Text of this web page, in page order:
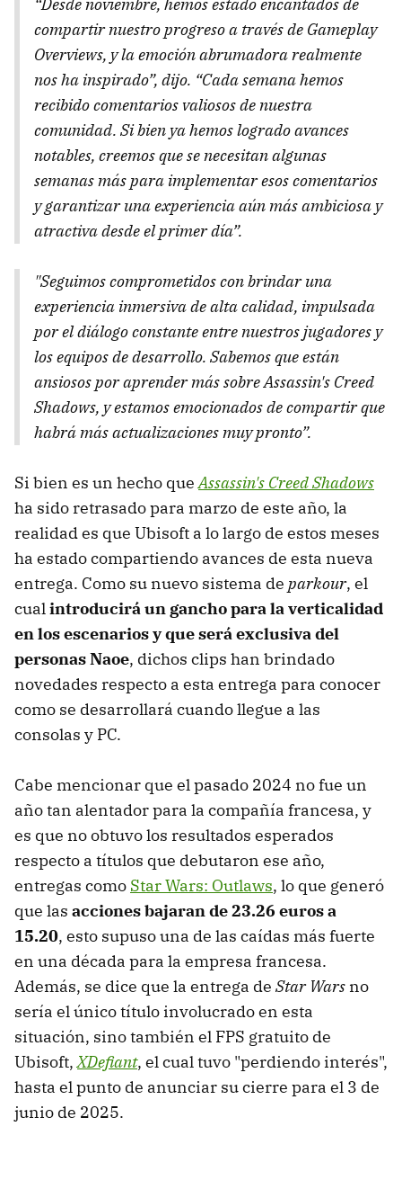
“Desde noviembre, hemos estado encantados de
compartir nuestro progreso a través de Gameplay
Overviews, y la emoción abrumadora realmente
nos ha inspirado”, dijo. “Cada semana hemos
recibido comentarios valiosos de nuestra
comunidad. Si bien ya hemos logrado avances
notables, creemos que se necesitan algunas
semanas más para implementar esos comentarios
y garantizar una experiencia aún más ambiciosa y
atractiva desde el primer día”.
"Seguimos comprometidos con brindar una
experiencia inmersiva de alta calidad, impulsada
por el diálogo constante entre nuestros jugadores y
los equipos de desarrollo. Sabemos que están
ansiosos por aprender más sobre Assassin's Creed
Shadows, y estamos emocionados de compartir que
habrá más actualizaciones muy pronto”.
Si bien es un hecho queAssassin's Creed Shadows
ha sido retrasado para marzo de este año, la
realidad es que Ubisoft a lo largo de estos meses
ha estado compartiendo avances de esta nueva
entrega. Como su nuevo sistema de parkour, el
cualintroducirá un gancho para la verticalidad
en los escenarios y que será exclusiva del
personas Naoe, dichos clips han brindado
novedades respecto a esta entrega para conocer
como se desarrollará cuando llegue a las
consolas y PC.
Cabe mencionar que el pasado 2024 no fue un
año tan alentador para la compañía francesa, y
es que no obtuvo los resultados esperados
respecto a títulos que debutaron ese año,
entregas como Star Wars: Outlaws, lo que generó
que las acciones bajaran de 23.26 euros a
15.20, esto supuso una de las caídas más fuerte
en una década para la empresa francesa.
Además, se dice que la entrega de Star Wars no
sería el único título involucrado en esta
situación, sino también el FPS gratuito de
Ubisoft,XDefiant, el cual tuvo "perdiendo interés",
hasta el punto de anunciar su cierre para el 3 de
junio de 2025.